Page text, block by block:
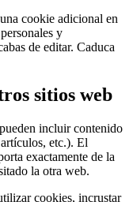
cookie adicional en
y
de editar. Caduca
sitios web
incluir contenido
etc.). El
exactamente de la
la otra web.
cookies, incrustar